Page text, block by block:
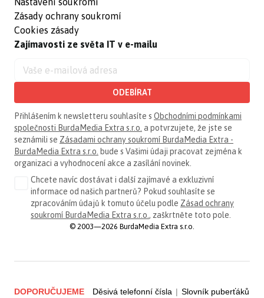
Zásady ochrany soukromí
Cookies zásady
Zajímavosti ze světa IT v e-mailu
ODEBÍRAT
Přihlášením k newsletteru souhlasíte s Obchodními podmínkami
společnosti BurdaMedia Extra s.r.o. a potvrzujete, že jste se
seznámili se Zásadami ochrany soukromí BurdaMedia Extra -
BurdaMedia Extra s.r.o. bude s Vašimi údaji pracovat zejména k
organizaci a vyhodnocení akce a zasílání novinek.
Chcete navíc dostávat i další zajímavé a exkluzivní
informace od našich partnerů? Pokud souhlasíte se
zpracováním údajů k tomuto účelu podle Zásad ochrany
soukromí BurdaMedia Extra s.r.o. , zaškrtněte toto pole.
© 2003—2026 BurdaMedia Extra s.r.o.
DOPORUČUJEME Děsivá telefonní čísla | Slovník puberťáků